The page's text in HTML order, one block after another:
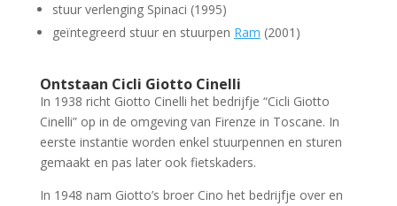
stuur verlenging Spinaci (1995)
geïntegreerd stuur en stuurpen Ram (2001)
Ontstaan Cicli Giotto Cinelli
In 1938 richt Giotto Cinelli het bedrijfje “Cicli Giotto
Cinelli” op in de omgeving van Firenze in Toscane. In
eerste instantie worden enkel stuurpennen en sturen
gemaakt en pas later ook fietskaders.
In 1948 nam Giotto’s broer Cino het bedrijfje over en